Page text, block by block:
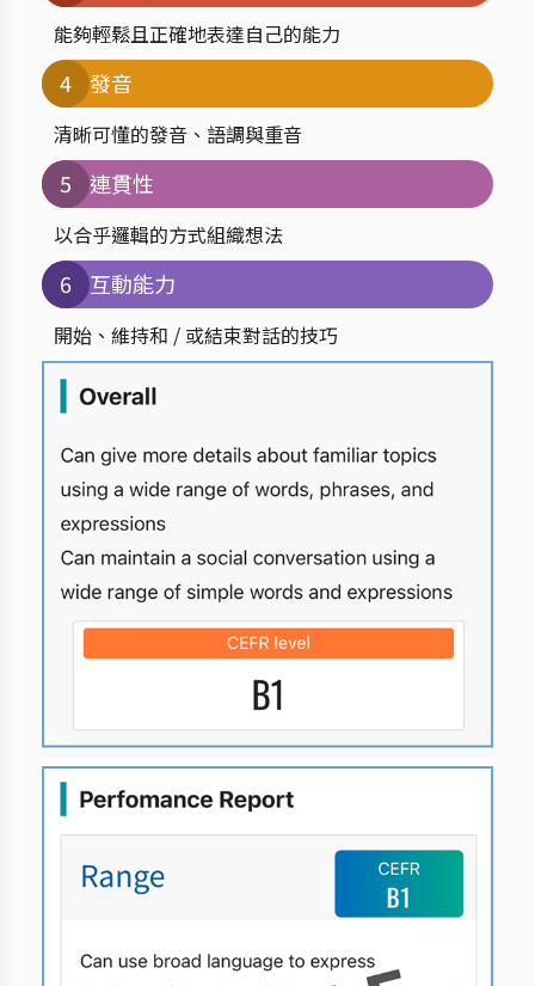
能夠輕鬆且正確地表達自己的能力
4 發音
清晰可懂的發音、語調與重音
5 連貫性
以合乎邏輯的方式組織想法
6 互動能力
開始、維持和 / 或結束對話的技巧